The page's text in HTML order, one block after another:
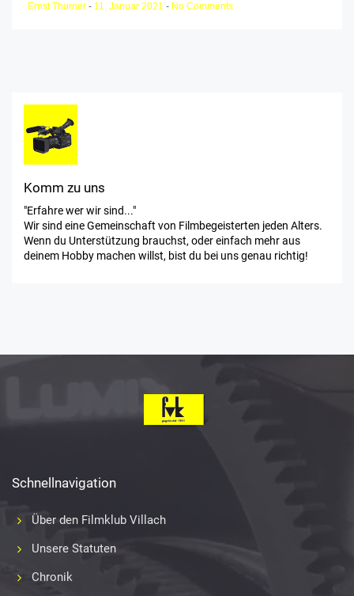
Ernst Thurner - 11. Januar 2021 - No Comments
Komm zu uns
"Erfahre wer wir sind..."
Wir sind eine Gemeinschaft von Filmbegeisterten jeden Alters.
Wenn du Unterstützung brauchst, oder einfach mehr aus
deinem Hobby machen willst, bist du bei uns genau richtig!
Schnellnavigation
Über den Filmklub Villach
Unsere Statuten
Chronik